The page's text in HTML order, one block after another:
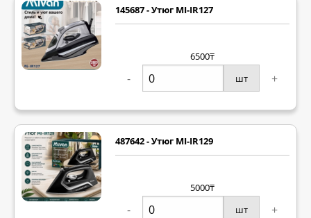
145687 - Утюг MI-IR127
6500₸
- шт +
487642 - Утюг MI-IR129
5000₸
- шт +